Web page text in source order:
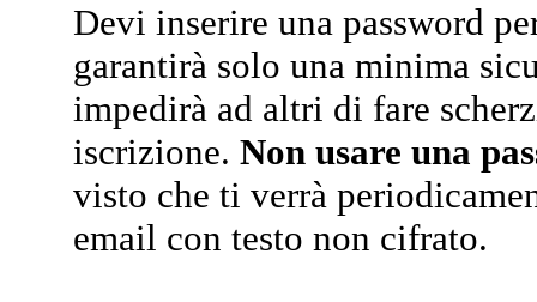
Devi inserire una password
garantirà solo una minima
impedirà ad altri di fare
iscrizione. Non usare una
visto che ti verrà
email con testo non cifrato.